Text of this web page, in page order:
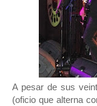
A pesar de sus
(oficio que alterna